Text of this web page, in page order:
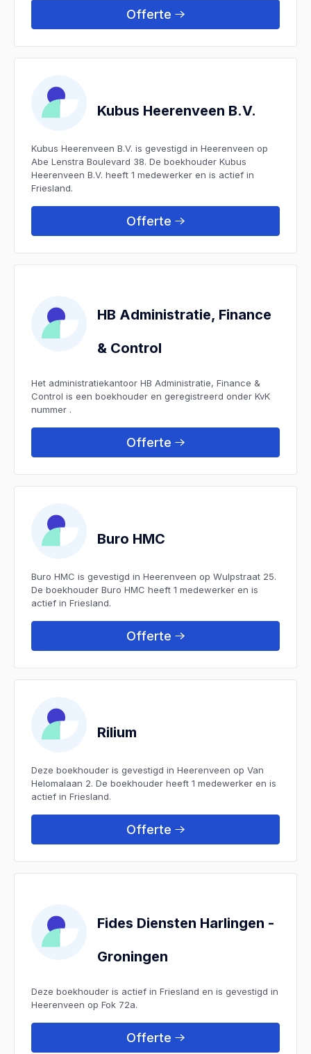
Offerte
Kubus Heerenveen B.V.
Kubus Heerenveen B.V. is gevestigd in Heerenveen op
Abe Lenstra Boulevard 38. De boekhouder Kubus
Heerenveen B.V. heeft 1 medewerker en is actief in
Friesland.
Offerte
HB Administratie, Finance
& Control
Het administratiekantoor HB Administratie, Finance &
Control is een boekhouder en geregistreerd onder KvK
nummer .
Offerte
Buro HMC
Buro HMC is gevestigd in Heerenveen op Wulpstraat 25.
De boekhouder Buro HMC heeft 1 medewerker en is
actief in Friesland.
Offerte
Rilium
Deze boekhouder is gevestigd in Heerenveen op Van
Helomalaan 2. De boekhouder heeft 1 medewerker en is
actief in Friesland.
Offerte
Fides Diensten Harlingen -
Groningen
Deze boekhouder is actief in Friesland en is gevestigd in
Heerenveen op Fok 72a.
Offerte